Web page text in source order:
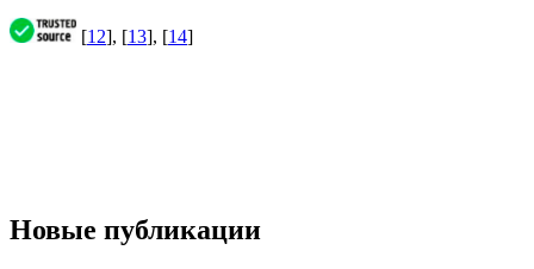
[12], [13], [14]
Новые публикации